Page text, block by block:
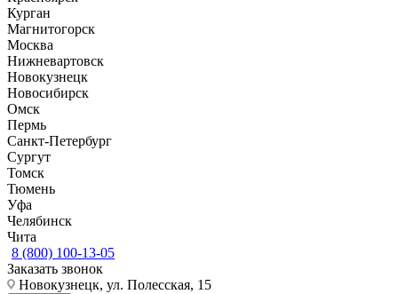
Курган
Магнитогорск
Москва
Нижневартовск
Новокузнецк
Новосибирск
Омск
Пермь
Санкт-Петербург
Сургут
Томск
Тюмень
Уфа
Челябинск
Чита
8 (800) 100-13-05
Заказать звонок
Новокузнецк, ул. Полесская, 15